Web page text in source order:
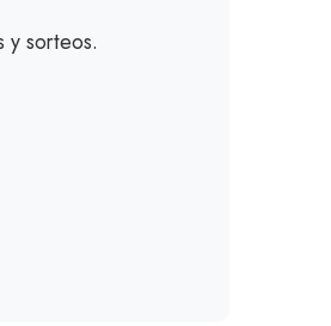
y sorteos.